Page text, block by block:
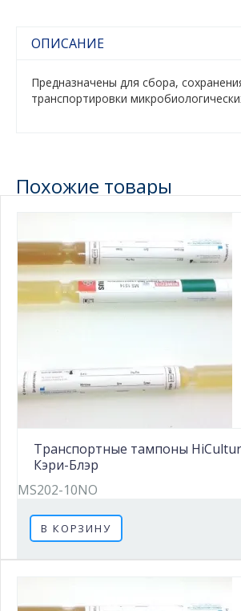
ОПИСАНИЕ
Предназначены для сбора,
транспортировки
Похожие товары
Транспортные тампоны
Кэри-Блэр
MS202-10NO
В КОРЗИНУ